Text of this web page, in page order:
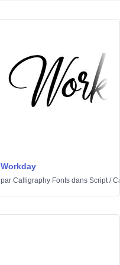
Workday
par Calligraphy Fonts dans Script/